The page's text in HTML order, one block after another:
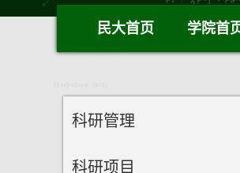
民大首页 学院首
科研管理
科研项目